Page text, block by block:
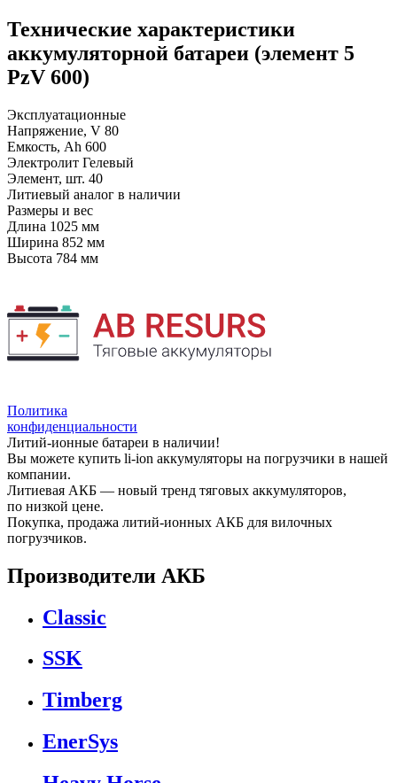
Технические характеристики
аккумуляторной батареи (элемент 5
PzV 600)
Эксплуатационные
Напряжение, V 80
Емкость, Ah 600
Электролит Гелевый
Элемент, шт. 40
Литиевый аналог в наличии
Размеры и вес
Длина 1025 мм
Ширина 852 мм
Высота 784 мм
Политика
конфиденциальности
Литий-ионные батареи в наличии!
Вы можете купить li-ion аккумуляторы на погрузчики в нашей
компании.
Литиевая АКБ — новый тренд тяговых аккумуляторов,
по низкой цене.
Покупка, продажа литий-ионных АКБ для вилочных
погрузчиков.
Производители АКБ
Classic
SSK
Timberg
EnerSys